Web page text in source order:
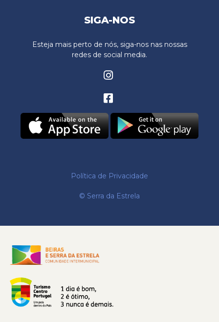
SIGA-NOS
Esteja mais perto de nós, siga-nos nas nossas
redes de social media.
© Serra da Estrela
Política de Privacidade